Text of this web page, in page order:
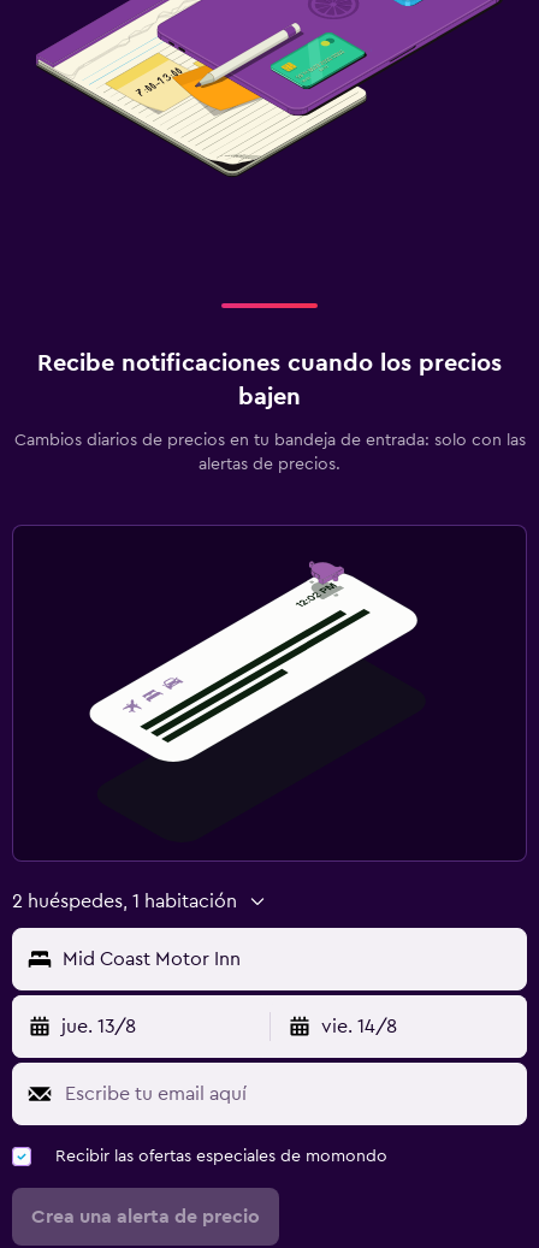
Recibe notificaciones cuando los precios
bajen
Cambios diarios de precios en tu bandeja de entrada: solo con las
alertas de precios.
2 huéspedes, 1 habitación
Mid Coast Motor Inn
jue. 13/8 vie. 14/8
Recibir las ofertas especiales de momondo
Crea una alerta de precio